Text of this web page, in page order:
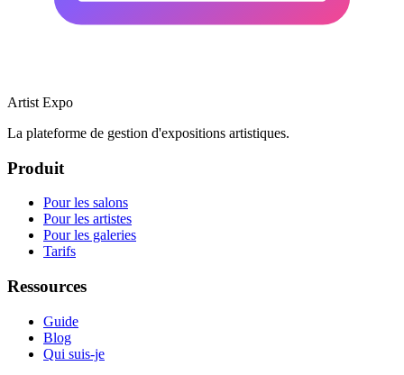
Artist Expo
La plateforme de gestion d'expositions artistiques.
Produit
Pour les salons
Pour les artistes
Pour les galeries
Tarifs
Ressources
Guide
Blog
Qui suis-je